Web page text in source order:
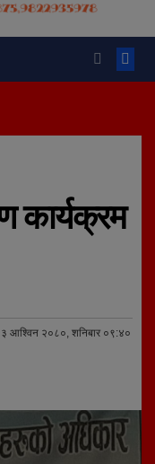
कार्यक्रम
आश्विन २०८०, शनिबार ०९:४०